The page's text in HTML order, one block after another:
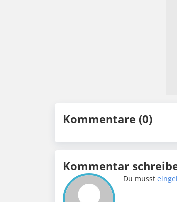
Kommentare (0)
Kommentar
Du musst